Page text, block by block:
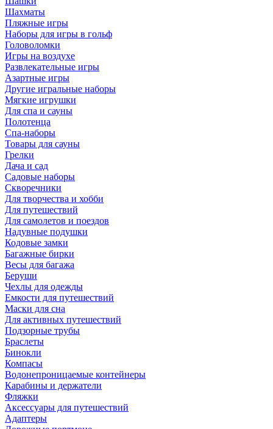
Шахматы
Пляжные игры
Наборы для игры в гольф
Головоломки
Игры на воздухе
Развлекательные игры
Азартные игры
Другие игральные наборы
Мягкие игрушки
Для спа и сауны
Полотенца
Спа-наборы
Товары для сауны
Грелки
Дача и сад
Садовые наборы
Скворечники
Для творчества и хобби
Для путешествий
Для самолетов и поездов
Надувные подушки
Кодовые замки
Багажные бирки
Весы для багажа
Беруши
Чехлы для одежды
Емкости для путешествий
Маски для сна
Для активных путешествий
Подзорные трубы
Браслеты
Бинокли
Компасы
Водонепроницаемые контейнеры
Карабины и держатели
Фляжки
Аксессуары для путешествий
Адаптеры